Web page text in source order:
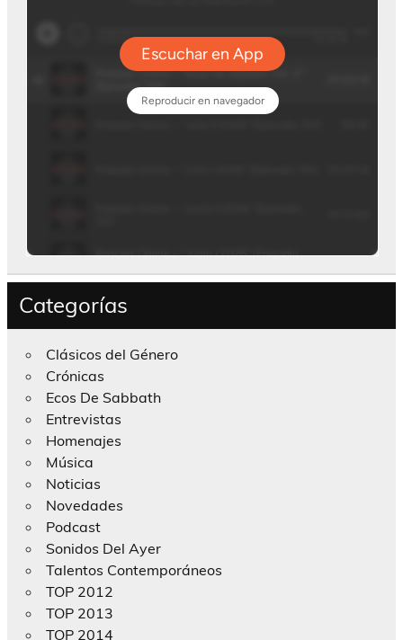
Categorías
Clásicos del Género
Crónicas
Ecos De Sabbath
Entrevistas
Homenajes
Música
Noticias
Novedades
Podcast
Sonidos Del Ayer
Talentos Contemporáneos
TOP 2012
TOP 2013
TOP 2014